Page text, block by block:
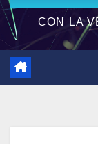
CON LA